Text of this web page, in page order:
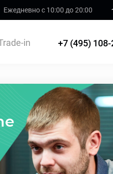
Ежедневно с 10:00 до 20:00
in +7 (495)